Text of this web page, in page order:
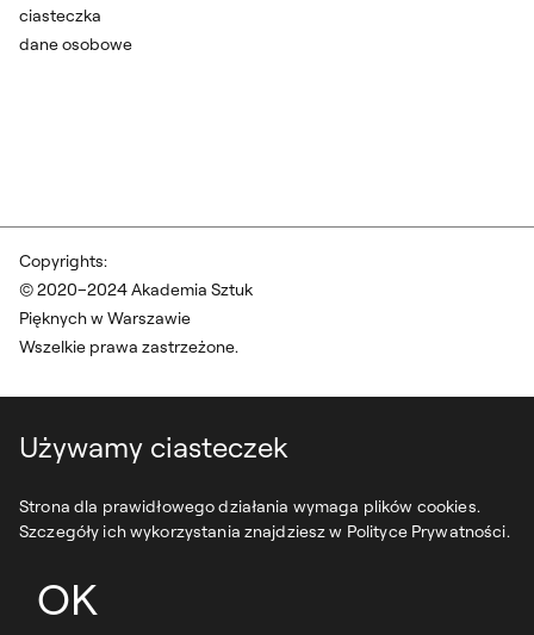
Używamy ciasteczek
Strona dla prawidłowego działania wymaga plików cookies.
Szczegóły ich wykorzystania znajdziesz w Polityce Prywatności.
OK
Copyrights:
© 2020–2024 Akademia Sztuk
Pięknych w Warszawie
Wszelkie prawa zastrzeżone.
ciasteczka
dane osobowe
projekt: syfonstudio